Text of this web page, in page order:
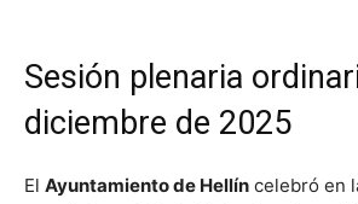
Sesión plenaria
diciembre de 2025
El Ayuntamiento de Hellín celebró en